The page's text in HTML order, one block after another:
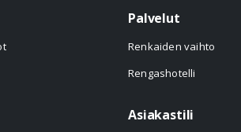
Palvelut
Renkaiden vaihto
Rengashotelli
Asiakastili